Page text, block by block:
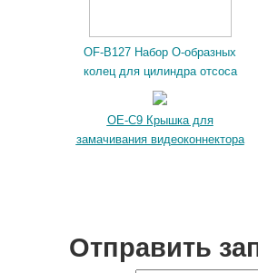
OF-B127 Набор О-образных
колец для цилиндра отсоса
OE-C9 Крышка для
замачивания видеоконнектора
Отправить